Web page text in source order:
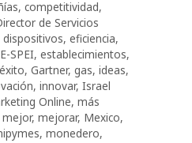
, competitividad,
de Servicios
dispositivos, eficiencia,
SPEI, establecimientos,
éxito, Gartner, gas, ideas,
, innovar, Israel
Online, más
mejor, mejorar, Mexico,
, monedero,